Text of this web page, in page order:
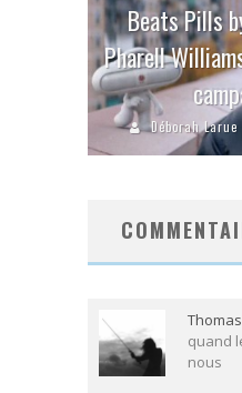
Beats Pills
Pharell
Déborah Larue
Thomas
quand
nous